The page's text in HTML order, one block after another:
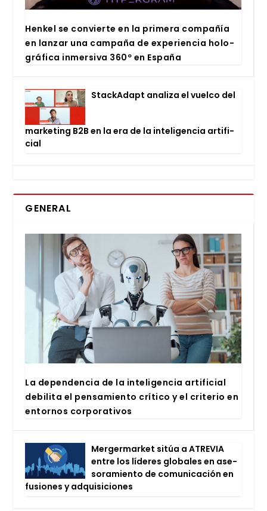
Hen­kel se con­vier­te en la pri­me­ra com­pa­ñía
en lan­zar una cam­pa­ña de expe­rien­cia holo­
grá­fi­ca inmer­si­va 360º en Espa­ña
Stac­kA­dapt ana­li­za el vuel­co del
mar­ke­ting B2B en la era de la inte­li­gen­cia arti­fi­
cial
GENERAL
La depen­den­cia de la inte­li­gen­cia arti­fi­cial
debi­li­ta el pen­sa­mien­to crí­ti­co y el cri­te­rio en
entor­nos cor­po­ra­ti­vos
Mer­ger­mar­ket sitúa a ATRE­VIA
entre los líde­res glo­ba­les en ase­
so­ra­mien­to de comu­ni­ca­ción en
fusio­nes y adqui­si­cio­nes